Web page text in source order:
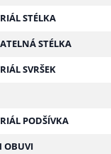
STÉLKA
STÉLKA
SVRŠEK
PODŠÍVKA
OBUVI